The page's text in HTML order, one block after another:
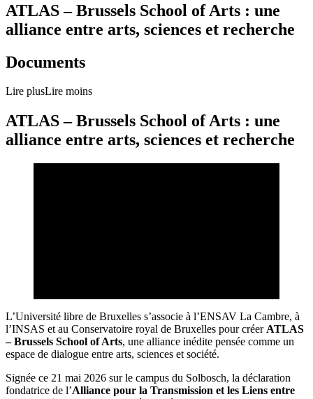
ATLAS – Brussels School of Arts : une
alliance entre arts, sciences et recherche
Documents
Lire plusLire moins
ATLAS – Brussels School of Arts : une
alliance entre arts, sciences et recherche
L’Université libre de Bruxelles s’associe à l’ENSAV La Cambre, à
l’INSAS et au Conservatoire royal de Bruxelles pour créer ATLAS
– Brussels School of Arts, une alliance inédite pensée comme un
espace de dialogue entre arts, sciences et société.
Signée ce 21 mai 2026 sur le campus du Solbosch, la déclaration
fondatrice de l’Alliance pour la Transmission et les Liens entre